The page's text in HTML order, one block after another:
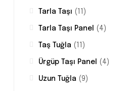
Tarla Taşı (11)
Tarla Taşı Panel (4)
Taş Tuğla (11)
Ürgüp Taşı Panel (4)
Uzun Tuğla (9)